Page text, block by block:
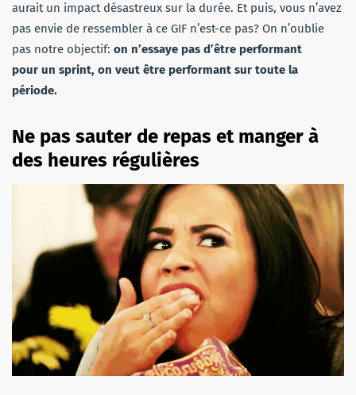
aurait un impact désastreux sur la durée. Et puis, vous n’avez
pas envie de ressembler à ce GIF n’est-ce pas? On n’oublie
pas notre objectif: on n’essaye pas d’être performant
pour un sprint, on veut être performant sur toute la
période.
Ne pas sauter de repas et manger à
des heures régulières